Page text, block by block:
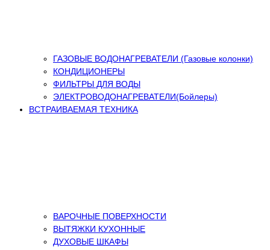
ГАЗОВЫЕ ВОДОНАГРЕВАТЕЛИ (Газовые колонки)
КОНДИЦИОНЕРЫ
ФИЛЬТРЫ ДЛЯ ВОДЫ
ЭЛЕКТРОВОДОНАГРЕВАТЕЛИ(Бойлеры)
ВСТРАИВАЕМАЯ ТЕХНИКА
ВАРОЧНЫЕ ПОВЕРХНОСТИ
ВЫТЯЖКИ КУХОННЫЕ
ДУХОВЫЕ ШКАФЫ